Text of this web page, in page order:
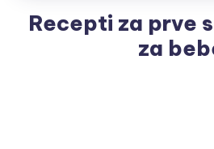
Recepti za prve
za